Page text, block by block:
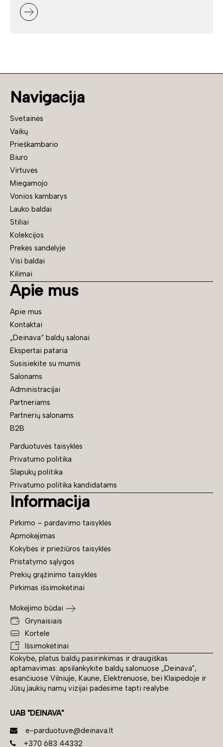
Kokybė, platus baldų pasirinkimas ir draugiškas
aptarnavimas: apsilankykite baldų salonuose „Deinava",
esančiuose Vilniuje, Kaune, Elektrėnuose, bei Klaipėdoje ir
Jūsų jaukių namų vizijai padėsime tapti realybe.
UAB "DEINAVA"
e-parduotuve@deinava.lt
+370 683 44332
Navigacija
Svetainės
Vaikų
Prieškambario
Biuro
Virtuvės
Miegamojo
Vonios kambarys
Lauko baldai
Stiliai
Kolekcijos
Prekės sandėlyje
Visi baldai
Kilimai
Apie mus
Apie mus
Kontaktai
„Deinava“ baldų salonai
Ekspertai pataria
Susisiekite su mumis
Salonams
Administracijai
Partneriams
Partnerių salonams
B2B
Parduotuvės taisyklės
Privatumo politika
Slapukų politika
Privatumo politika kandidatams
Informacija
Pirkimo – pardavimo taisyklės
Apmokėjimas
Kokybės ir priežiūros taisyklės
Pristatymo sąlygos
Prekių grąžinimo taisyklės
Pirkimas išsimokėtinai
Mokėjimo būdai
Grynaisiais
Kortele
Išsimokėtinai